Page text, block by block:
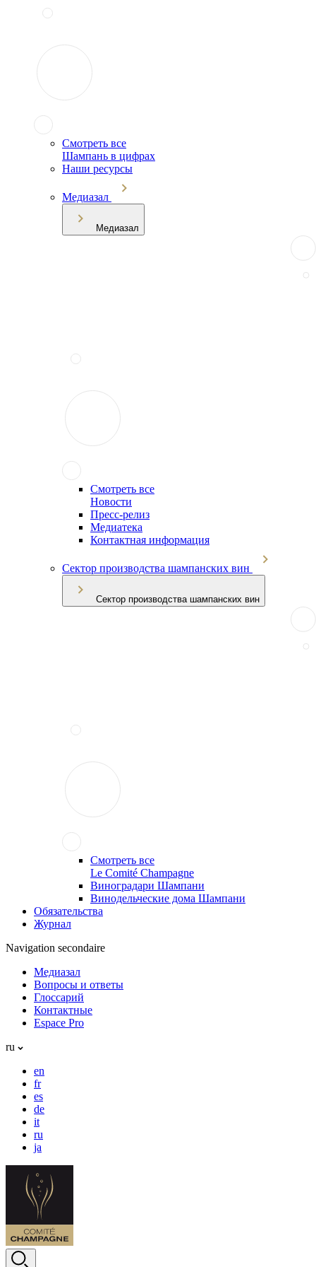
Смотреть все
Шампань в цифрах
Наши ресурсы
Медиазал
Медиазал
Смотреть все
Новости
Пресс-релиз
Медиатека
Контактная информация
Сектор производства шампанских вин
Сектор производства шампанских вин
Смотреть все
Le Comité Champagne
Виноградари Шампани
Винодельческие дома Шампани
Обязательства
Журнал
Navigation secondaire
Медиазал
Вопросы и ответы
Глоссарий
Контактные
Espace Pro
ru
en
fr
es
de
it
ru
ja